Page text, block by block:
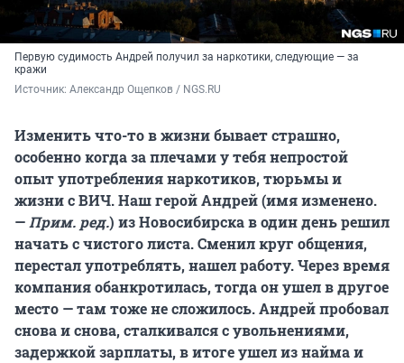
Первую судимость Андрей получил за наркотики, следующие — за
кражи
Источник: Александр Ощепков / NGS.RU
Изменить что-то в жизни бывает страшно,
особенно когда за плечами у тебя непростой
опыт употребления наркотиков, тюрьмы и
жизни с ВИЧ. Наш герой Андрей (имя изменено.
—Прим. ред.) из Новосибирска в один день решил
начать с чистого листа. Сменил круг общения,
перестал употреблять, нашел работу. Через время
компания обанкротилась, тогда он ушел в другое
место — там тоже не сложилось. Андрей пробовал
снова и снова, сталкивался с увольнениями,
задержкой зарплаты, в итоге ушел из найма и